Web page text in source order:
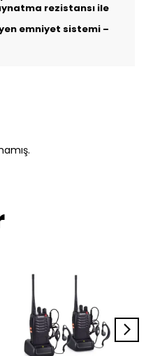
rezistansı ile
emniyet sistemi –